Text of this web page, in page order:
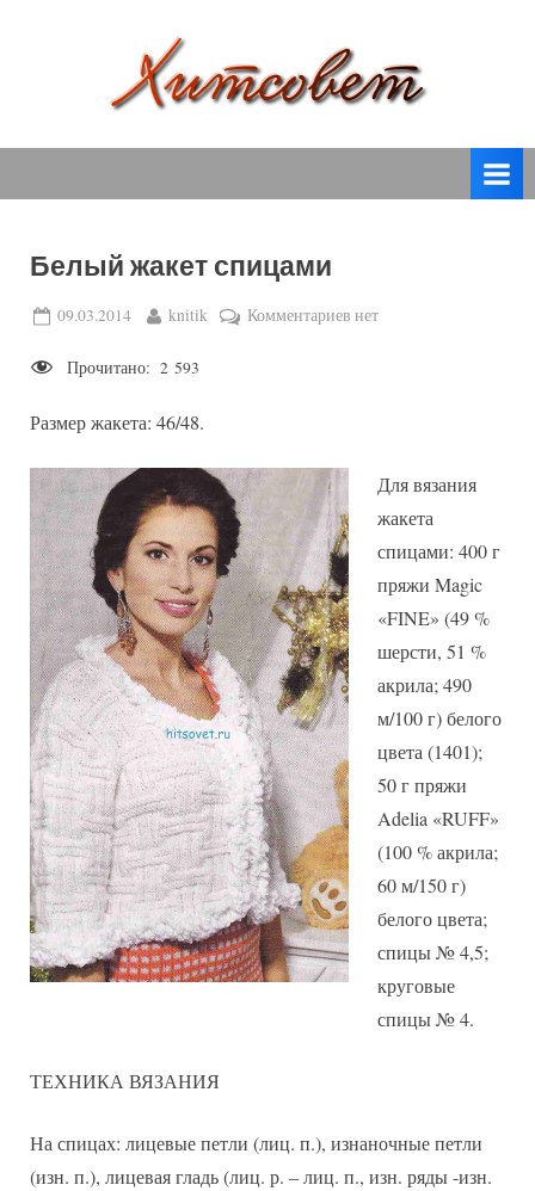
т
о
в
спицами,
крючком,
вязаные
модели
с
Белый жакет спицами
Posted
09.03.2014 By
knitik Комментариевкнет
Прочитано: 2 593
Размер жакета: 46/48.
Для вязания
жакета
спицами: 400 г
пряжи Magic
«FINE» (49 %
шерсти, 51 %
акрила; 490
м/100 г) белого
цвета (1401);
50 г пряжи
Adelia «RUFF»
(100 % акрила;
60 м/150 г)
белого цвета;
спицы № 4,5;
круговые
спицы № 4.
ТЕХНИКА ВЯЗАНИЯ
На спицах: лицевые петли (лиц. п.), изнаночные петли
(изн. п.), лицевая гладь (лиц. р. – лиц. п., изн. ряды -изн.